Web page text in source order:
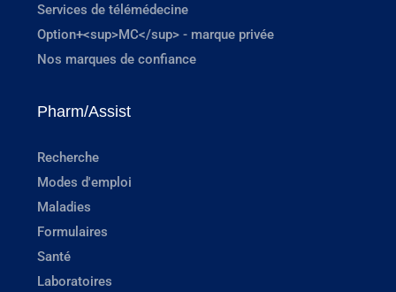
Services de télémédecine
Option+<sup>MC</sup> - marque privée
Nos marques de confiance
Pharm/Assist
Recherche
Modes d'emploi
Maladies
Formulaires
Santé
Laboratoires